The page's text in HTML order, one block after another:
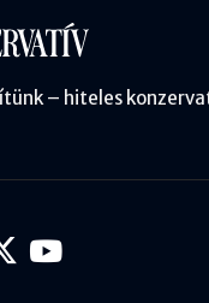
– hiteles